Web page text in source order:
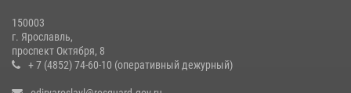
Центральный округ Росгвардии отмечает 105-летие
15 июля 2026, 11:06
150003
г. Ярославль,
проспект Октября, 8
+ 7 (4852) 74-60-10 (оперативный дежурный)